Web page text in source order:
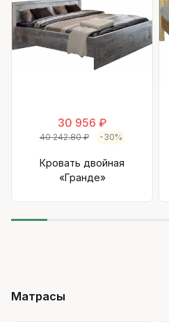
30 956 ₽
40 242.80 ₽ -30%
Кровать двойная
«Гранде»
Матрасы